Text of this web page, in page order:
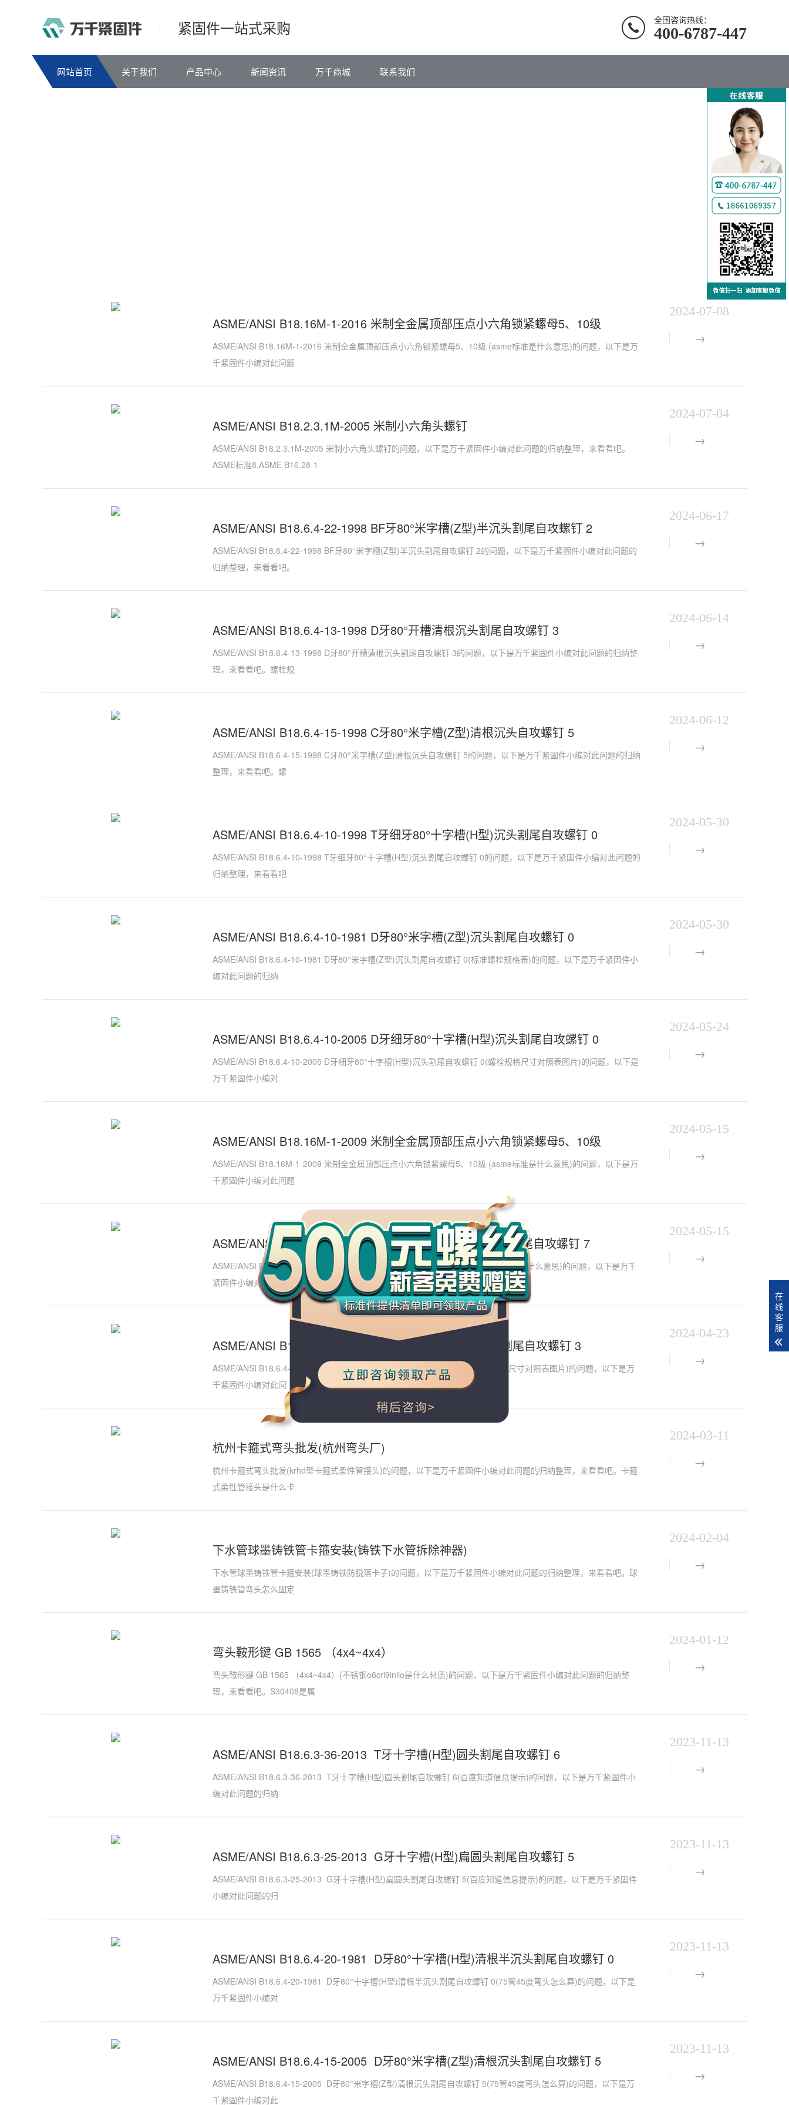
紧固件一站式采购 全国咨询热线：
400-6787-447
网站首页 关于我们 产品中心 新闻资讯 万千商城 联系我们
ASME/ANSI B18.16M-1-2016 米制全金属顶部压点小六角锁紧螺母5、10级
2024-07-08
ASME/ANSI B18.16M-1-2016 米制全金属顶部压点小六角锁紧螺母5、10级 (asme标准是什么意思)的问题，以下是万
千紧固件小编对此问题
ASME/ANSI B18.2.3.1M-2005 米制小六角头螺钉
2024-07-04
ASME/ANSI B18.2.3.1M-2005 米制小六角头螺钉的问题，以下是万千紧固件小编对此问题的归纳整理，来看看吧。
ASME标准8.ASME B16.28-1
ASME/ANSI B18.6.4-22-1998 BF牙80°米字槽(Z型)半沉头割尾自攻螺钉 2
2024-06-17
ASME/ANSI B18.6.4-22-1998 BF牙80°米字槽(Z型)半沉头割尾自攻螺钉 2的问题，以下是万千紧固件小编对此问题的
归纳整理，来看看吧。
ASME/ANSI B18.6.4-13-1998 D牙80°开槽清根沉头割尾自攻螺钉 3
2024-06-14
ASME/ANSI B18.6.4-13-1998 D牙80°开槽清根沉头割尾自攻螺钉 3的问题，以下是万千紧固件小编对此问题的归纳整
理，来看看吧。螺栓规
ASME/ANSI B18.6.4-15-1998 C牙80°米字槽(Z型)清根沉头自攻螺钉 5
2024-06-12
ASME/ANSI B18.6.4-15-1998 C牙80°米字槽(Z型)清根沉头自攻螺钉 5的问题，以下是万千紧固件小编对此问题的归纳
整理，来看看吧。螺
ASME/ANSI B18.6.4-10-1998 T牙细牙80°十字槽(H型)沉头割尾自攻螺钉 0
2024-05-30
ASME/ANSI B18.6.4-10-1998 T牙细牙80°十字槽(H型)沉头割尾自攻螺钉 0的问题，以下是万千紧固件小编对此问题的
归纳整理，来看看吧
ASME/ANSI B18.6.4-10-1981 D牙80°米字槽(Z型)沉头割尾自攻螺钉 0
2024-05-30
ASME/ANSI B18.6.4-10-1981 D牙80°米字槽(Z型)沉头割尾自攻螺钉 0(标准螺栓规格表)的问题，以下是万千紧固件小
编对此问题的归纳
ASME/ANSI B18.6.4-10-2005 D牙细牙80°十字槽(H型)沉头割尾自攻螺钉 0
2024-05-24
ASME/ANSI B18.6.4-10-2005 D牙细牙80°十字槽(H型)沉头割尾自攻螺钉 0(螺栓规格尺寸对照表图片)的问题，以下是
万千紧固件小编对
ASME/ANSI B18.16M-1-2009 米制全金属顶部压点小六角锁紧螺母5、10级
2024-05-15
ASME/ANSI B18.16M-1-2009 米制全金属顶部压点小六角锁紧螺母5、10级 (asme标准是什么意思)的问题，以下是万
千紧固件小编对此问题
ASME/ANSI B18.6.5M-17-2000 T牙米制十字槽(H型)盘头割尾自攻螺钉 7
2024-05-15
ASME/ANSI B18.6.5M-17-2000 T牙米制十字槽(H型)盘头割尾自攻螺钉 7(asme标准是什么意思)的问题，以下是万千
紧固件小编对此问题的
ASME/ANSI B18.6.4-13-2005 T牙细牙80°开槽清根沉头割尾自攻螺钉 3
2024-04-23
ASME/ANSI B18.6.4-13-2005 T牙细牙80°开槽清根沉头割尾自攻螺钉 3(螺栓规格尺寸对照表图片)的问题，以下是万
千紧固件小编对此问
杭州卡箍式弯头批发(杭州弯头厂)
2024-03-11
杭州卡箍式弯头批发(krhd型卡箍式柔性管接头)的问题，以下是万千紧固件小编对此问题的归纳整理，来看看吧。卡箍
式柔性管接头是什么卡
下水管球墨铸铁管卡箍安装(铸铁下水管拆除神器)
2024-02-04
下水管球墨铸铁管卡箍安装(球墨铸铁防脱落卡子)的问题，以下是万千紧固件小编对此问题的归纳整理，来看看吧。球
墨铸铁管弯头怎么固定
弯头鞍形键 GB 1565 （4x4~4x4）
2024-01-12
弯头鞍形键 GB 1565 （4x4~4x4）(不锈钢o6cri9lniio是什么材质)的问题，以下是万千紧固件小编对此问题的归纳整
理，来看看吧。S30408是属
ASME/ANSI B18.6.3-36-2013 T牙十字槽(H型)圆头割尾自攻螺钉 6
2023-11-13
ASME/ANSI B18.6.3-36-2013 T牙十字槽(H型)圆头割尾自攻螺钉 6(百度知道信息提示)的问题，以下是万千紧固件小
编对此问题的归纳
ASME/ANSI B18.6.3-25-2013 G牙十字槽(H型)扁圆头割尾自攻螺钉 5
2023-11-13
ASME/ANSI B18.6.3-25-2013 G牙十字槽(H型)扁圆头割尾自攻螺钉 5(百度知道信息提示)的问题，以下是万千紧固件
小编对此问题的归
ASME/ANSI B18.6.4-20-1981 D牙80°十字槽(H型)清根半沉头割尾自攻螺钉 0
2023-11-13
ASME/ANSI B18.6.4-20-1981 D牙80°十字槽(H型)清根半沉头割尾自攻螺钉 0(75管45度弯头怎么算)的问题，以下是
万千紧固件小编对
ASME/ANSI B18.6.4-15-2005 D牙80°米字槽(Z型)清根沉头割尾自攻螺钉 5
2023-11-13
ASME/ANSI B18.6.4-15-2005 D牙80°米字槽(Z型)清根沉头割尾自攻螺钉 5(75管45度弯头怎么算)的问题，以下是万
千紧固件小编对此
在
线
客
服
万
千
工
品